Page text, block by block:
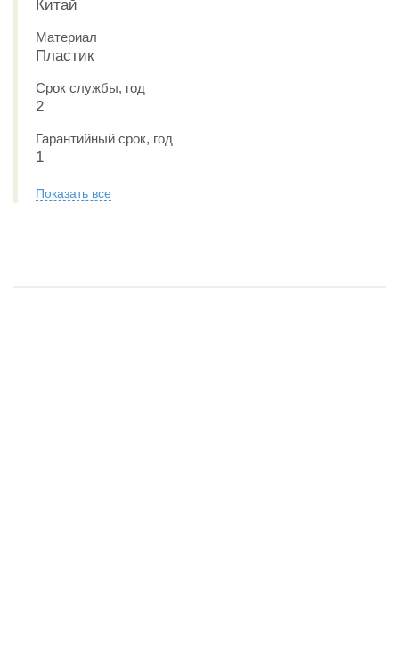
Китай
Материал
Пластик
Срок службы, год
2
Гарантийный срок, год
1
Показать все